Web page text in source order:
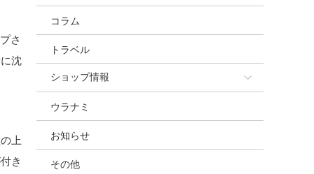
さ
沈
上
き
コラム
トラベル
ショップ情報
ショップ情報
湘南
千葉北
ウラナミ
お知らせ
その他